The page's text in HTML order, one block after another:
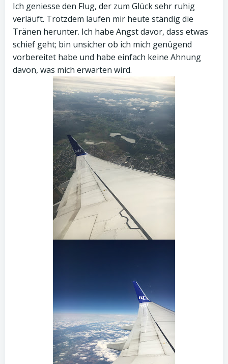
Ich geniesse den Flug, der zum Glück sehr ruhig
verläuft. Trotzdem laufen mir heute ständig die
Tränen herunter. Ich habe Angst davor, dass etwas
schief geht; bin unsicher ob ich mich genügend
vorbereitet habe und habe einfach keine Ahnung
davon, was mich erwarten wird.